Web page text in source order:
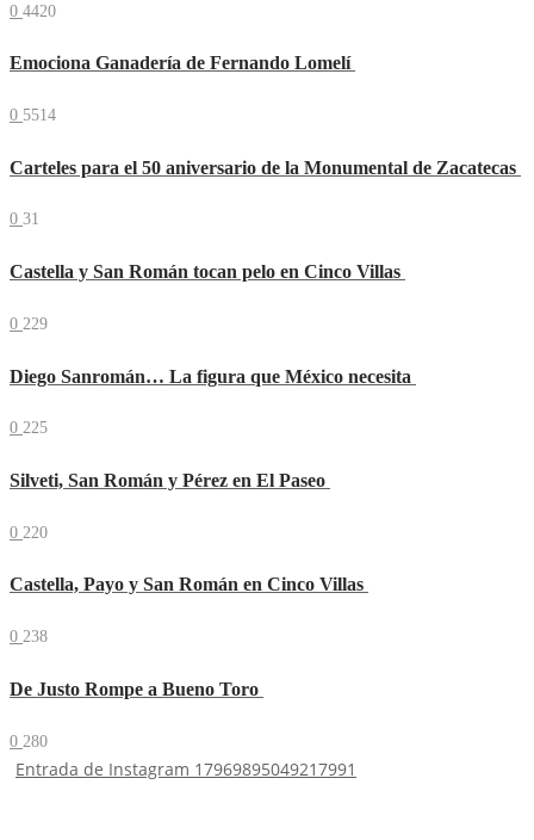
0 4420
Emociona Ganadería de Fernando Lomelí
0 5514
Carteles para el 50 aniversario de la Monumental de Zacatecas
0 31
Castella y San Román tocan pelo en Cinco Villas
0 229
Diego Sanromán… La figura que México necesita
0 225
Silveti, San Román y Pérez en El Paseo
0 220
Castella, Payo y San Román en Cinco Villas
0 238
De Justo Rompe a Bueno Toro
0 280
Entrada de Instagram 17969895049217991